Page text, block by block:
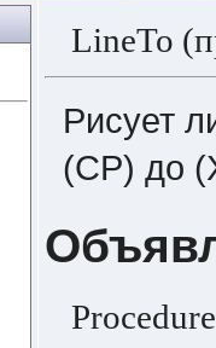
LineTo
Рисует
(CP) до